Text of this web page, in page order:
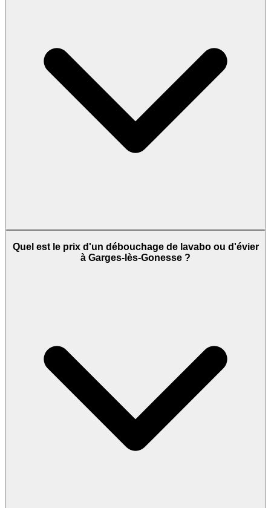
Quel est le prix d'un débouchage de lavabo ou d'évier
à Garges-lès-Gonesse ?